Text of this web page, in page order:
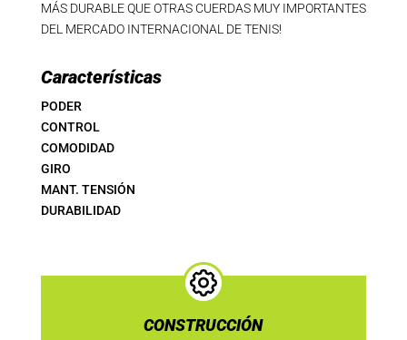
MÁS DURABLE QUE OTRAS CUERDAS MUY IMPORTANTES
DEL MERCADO INTERNACIONAL DE TENIS!
Características
PODER
CONTROL
COMODIDAD
GIRO
MANT. TENSIÓN
DURABILIDAD
CONSTRUCCIÓN